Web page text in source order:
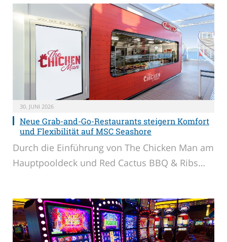
30. JUNI 2026
Neue Grab-and-Go-Restaurants steigern Komfort
und Flexibilität auf MSC Seashore
Durch die Einführung von The Chicken Man am
Hauptpooldeck und Red Cactus BBQ & Ribs…